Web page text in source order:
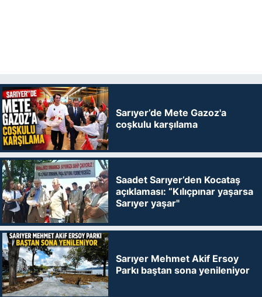
Sarıyer’de Mete Gazoz'a
coşkulu karşılama
Saadet Sarıyer’den Kocataş
açıklaması: “Kılıçpınar yaşarsa
Sarıyer yaşar"
Sarıyer Mehmet Akif Ersoy
Parkı baştan sona yenileniyor